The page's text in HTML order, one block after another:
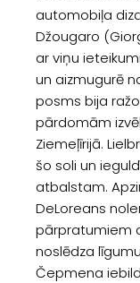
automobiļa
Džougaro
ar viņu
un aizmugurē
posms bija
pārdomām
Ziemeļīrijā.
šo soli un
atbalstam.
DeLoreans
pārpratumiem
noslēdza
Čepmena